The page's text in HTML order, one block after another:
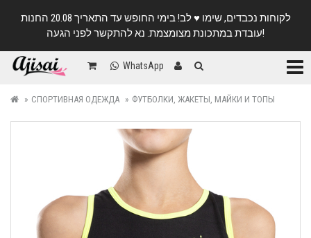
לקוחות נכבדים, שימו ♥️ לב! בימי החופש עד התאריך 20.08 החנות
עובדת במתכונת מצומצמת. נא להתקשר לפני הגעה!
WhatsApp
СПОРТИВНАЯ ОДЕЖДА ФУТБОЛКИ, ЖАКЕТЫ, МАЙКИ И ТОПЫ